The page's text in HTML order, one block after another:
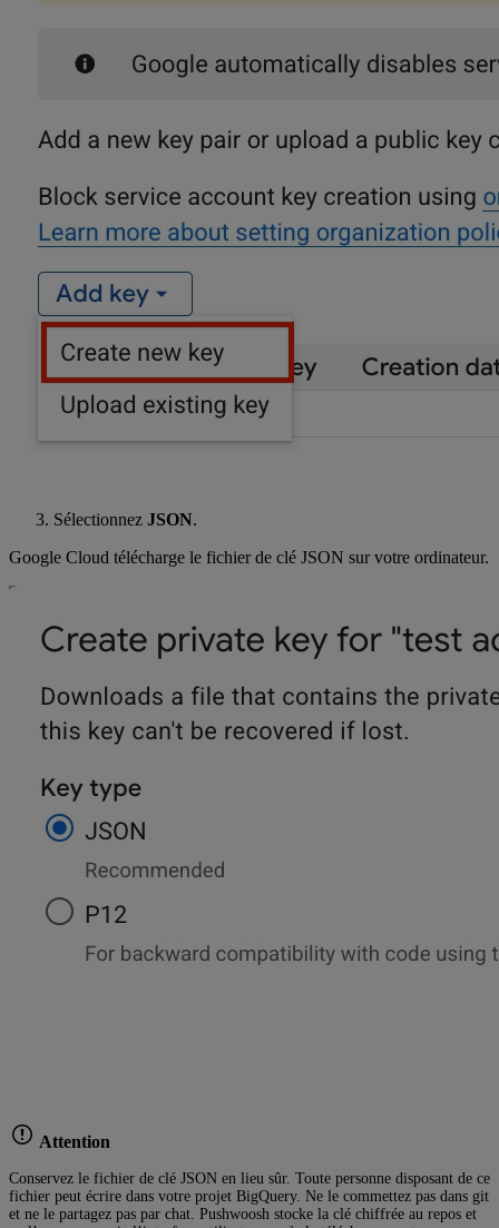
Sélectionnez JSON.
Google Cloud télécharge le fichier de clé JSON sur votre ordinateur.
Attention
Conservez le fichier de clé JSON en lieu sûr. Toute personne disposant de ce
fichier peut écrire dans votre projet BigQuery. Ne le commettez pas dans git
et ne le partagez pas par chat. Pushwoosh stocke la clé chiffrée au repos et